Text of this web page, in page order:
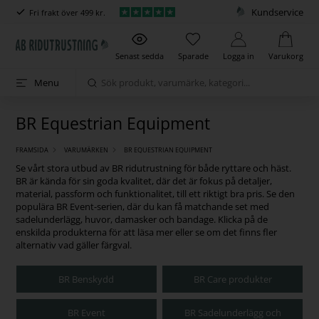
Fri frakt över 499 kr. Kundservice
Senast sedda Sparade Logga in Varukorg
Menu
BR Equestrian Equipment
FRAMSIDA VARUMÄRKEN BR EQUESTRIAN EQUIPMENT
Se vårt stora utbud av BR ridutrustning för både ryttare och häst.
BR är kända för sin goda kvalitet, där det är fokus på detaljer,
material, passform och funktionalitet, till ett riktigt bra pris. Se den
populära BR Event-serien, där du kan få matchande set med
sadelunderlägg, huvor, damasker och bandage. Klicka på de
enskilda produkterna för att läsa mer eller se om det finns fler
alternativ vad gäller färgval.
BR Benskydd BR Care produkter
BR Event
BR Sadelunderlägg och